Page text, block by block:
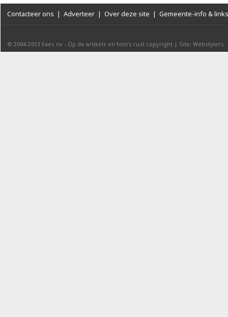
Contacteer ons | Adverteer | Over deze site | Gemeente-info & links
© 2004-2013 Faes nv - Op de artikels en foto’s rust copyright | Site: Webstylers